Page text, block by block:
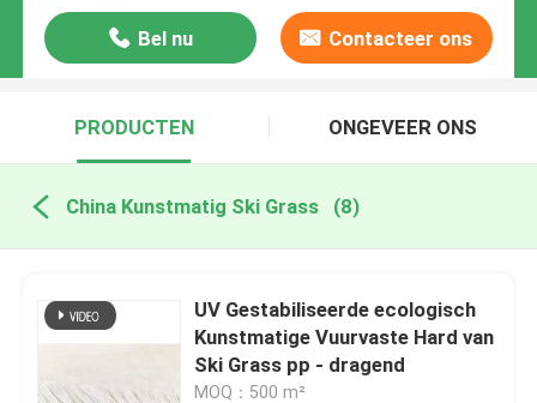
Bel nu Contacteer ons
PRODUCTEN ONGEVEER ONS
China Kunstmatig Ski Grass (8)
UV Gestabiliseerde ecologisch
Kunstmatige Vuurvaste Hard van
Ski Grass pp - dragend
MOQ：500 m²